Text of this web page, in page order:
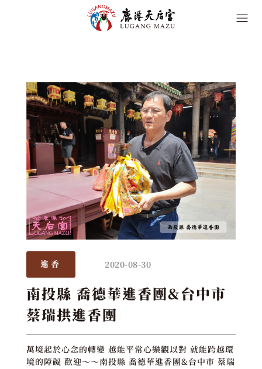
進香 2020-08-30
南投縣 喬德華進香團&台中市
蔡瑞拱進香團
萬境起於心念的轉變 越能平常心樂觀以對 就能跨越環
境的障礙 歡迎～～南投縣 喬德華進香團&台中市 蔡瑞